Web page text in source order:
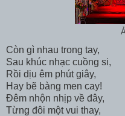
Còn gì nhau trong tay,
Sau khúc nhạc cuồng si,
Rồi dịu êm phút giây,
Hay bẽ bàng men cay!
Đêm nhộn nhịp về đây,
Từng đôi một vui thay,